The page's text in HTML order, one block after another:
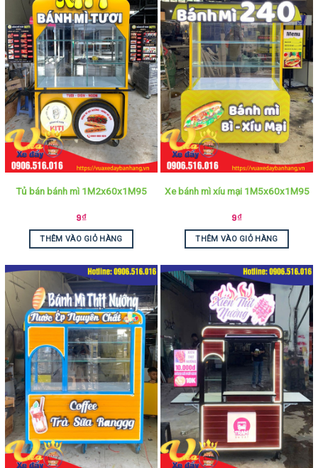
Tủ bán bánh mì 1M2x60x1M95
9₫
THÊM VÀO GIỎ HÀNG
Xe bánh mì xíu mại 1M5x60x1M95
9₫
THÊM VÀO GIỎ HÀNG